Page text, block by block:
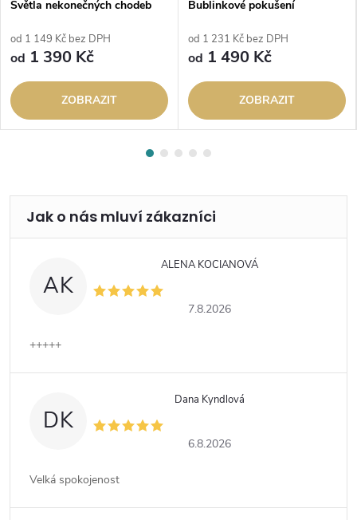
Světla nekonečných chodeb
od 1 149 Kč bez DPH
od 1 390 Kč
ZOBRAZIT
Bublinkové pokušení
od 1 231 Kč bez DPH
od 1 490 Kč
ZOBRAZIT
AK
ALENA KOCIANOVÁ
7.8.2026
+++++
DK
Dana Kyndlová
6.8.2026
Velká spokojenost